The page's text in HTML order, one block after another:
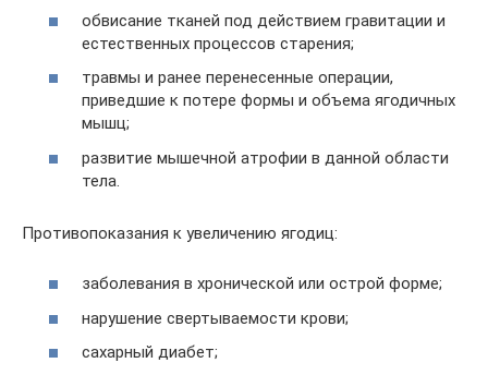
обвисание тканей под действием гравитации и
естественных процессов старения;
травмы и ранее перенесенные операции,
приведшие к потере формы и объема ягодичных
мышц;
развитие мышечной атрофии в данной области
тела.
Противопоказания к увеличению ягодиц:
заболевания в хронической или острой форме;
нарушение свертываемости крови;
сахарный диабет;